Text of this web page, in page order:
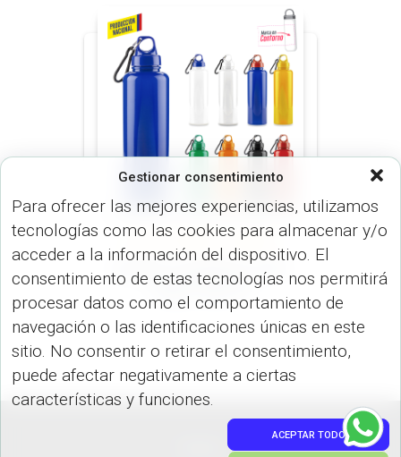
Gestionar consentimiento
Para ofrecer las mejores experiencias, utilizamos
tecnologías como las cookies para almacenar y/o
acceder a la información del dispositivo. El
consentimiento de estas tecnologías nos permitirá
procesar datos como el comportamiento de
navegación o las identificaciones únicas en este
sitio. No consentir o retirar el consentimiento,
puede afectar negativamente a ciertas
características y funciones.
ACEPTAR TODO
BOTILITOS (MUGS & TERMOS)
Botilito Carabinero PVC